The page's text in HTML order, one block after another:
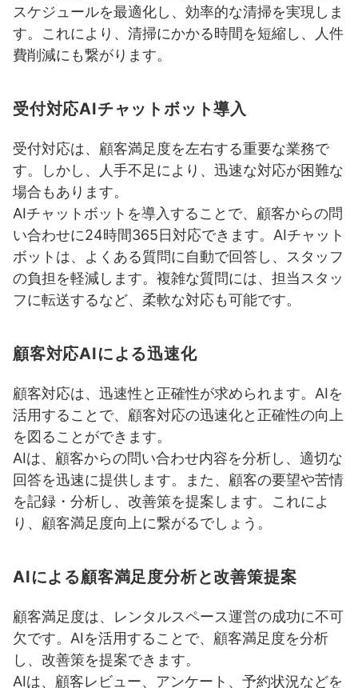
スケジュールを最適化し、効率的な清掃を実現しま
す。これにより、清掃にかかる時間を短縮し、人件
費削減にも繋がります。
受付対応AIチャットボット導入
受付対応は、顧客満足度を左右する重要な業務で
す。しかし、人手不足により、迅速な対応が困難な
場合もあります。
AIチャットボットを導入することで、顧客からの問
い合わせに24時間365日対応できます。AIチャット
ボットは、よくある質問に自動で回答し、スタッフ
の負担を軽減します。複雑な質問には、担当スタッ
フに転送するなど、柔軟な対応も可能です。
顧客対応AIによる迅速化
顧客対応は、迅速性と正確性が求められます。AIを
活用することで、顧客対応の迅速化と正確性の向上
を図ることができます。
AIは、顧客からの問い合わせ内容を分析し、適切な
回答を迅速に提供します。また、顧客の要望や苦情
を記録・分析し、改善策を提案します。これによ
り、顧客満足度向上に繋がるでしょう。
AIによる顧客満足度分析と改善策提案
顧客満足度は、レンタルスペース運営の成功に不可
欠です。AIを活用することで、顧客満足度を分析
し、改善策を提案できます。
AIは、顧客レビュー、アンケート、予約状況などを